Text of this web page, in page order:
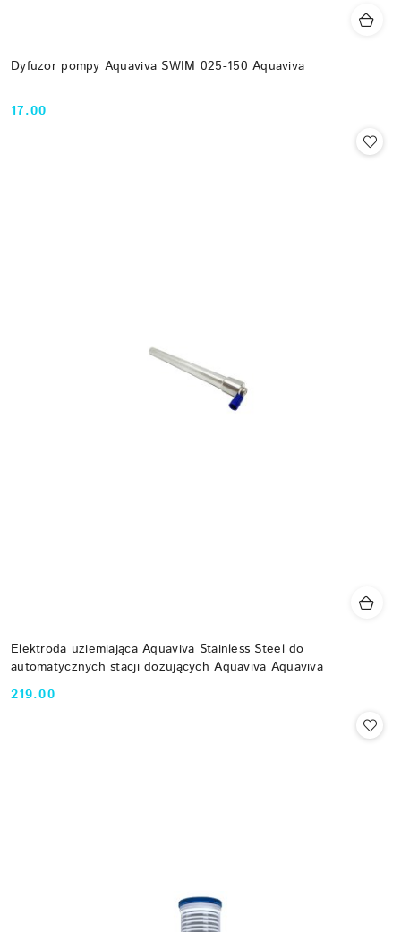
Dyfuzor pompy Aquaviva SWIM 025-150 Aquaviva
Cena:
17.00
Elektroda uziemiająca Aquaviva Stainless Steel do
automatycznych stacji dozujących Aquaviva Aquaviva
Cena:
219.00